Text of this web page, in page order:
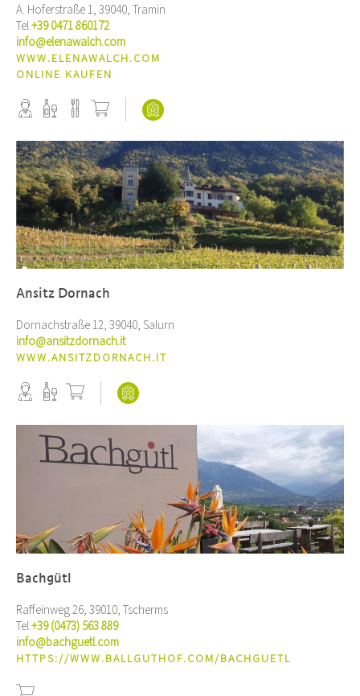
A. Hoferstraße 1, 39040, Tramin
Tel.+39 0471 860172
info@elenawalch.com
WWW.ELENAWALCH.COM
ONLINE KAUFEN
Ansitz Dornach
Dornachstraße 12, 39040, Salurn
info@ansitzdornach.it
WWW.ANSITZDORNACH.IT
Bachgütl
Raffeinweg 26, 39010, Tscherms
Tel.+39 (0473) 563 889
info@bachguetl.com
HTTPS://WWW.BALLGUTHOF.COM/BACHGUETL